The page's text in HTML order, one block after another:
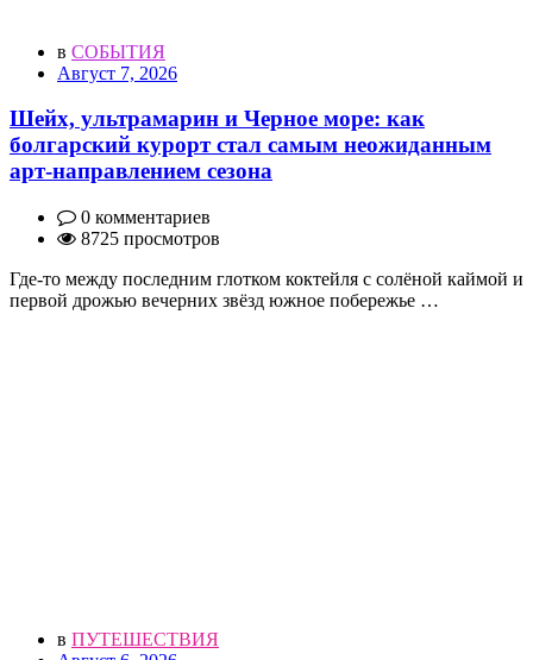
в СОБЫТИЯ
Август 7, 2026
Шейх, ультрамарин и Черное море: как
болгарский курорт стал самым неожиданным
арт-направлением сезона
0 комментариев
8725 просмотров
Где-то между последним глотком коктейля с солёной каймой и
первой дрожью вечерних звёзд южное побережье …
в ПУТЕШЕСТВИЯ